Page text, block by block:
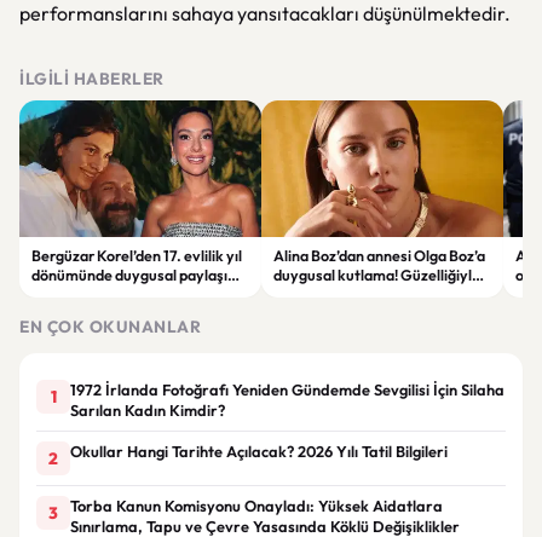
performanslarını sahaya yansıtacakları düşünülmektedir.
İLGILI HABERLER
Bergüzar Korel’den 17. evlilik yıl
dönümünde duygusal paylaşım!
Alina Boz’dan annesi Olga Boz’a
duygusal kutlama! Güzelliğiyle
EN ÇOK OKUNANLAR
1
1972 İrlanda Fotoğrafı Yeniden Gündemde Sevgilisi İçin Silaha
Sarılan Kadın Kimdir?
2 Okullar Hangi Tarihte Açılacak? 2026 Yılı Tatil Bilgileri
3
Torba Kanun Komisyonu Onayladı: Yüksek Aidatlara
Sınırlama, Tapu ve Çevre Yasasında Köklü Değişiklikler